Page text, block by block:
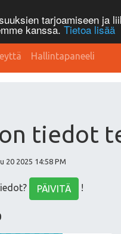
tarjoamiseen ja
kanssa. Tietoa lisää
Hallintapaneeli
tiedot
20 2025 14:58 PM
PÄIVITÄ !